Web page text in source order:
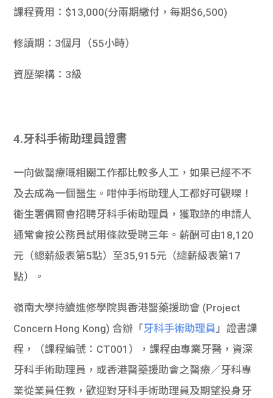
課程費用：$13,000(分兩期繳付，每期$6,500)
修讀期：3個月（55小時）
資歷架構：3級
4.牙科手術助理員證書
一向做醫療嘅相關工作都比較多人工，如果已經不不
及去成為一個醫生。咁仲手術助理人工都好可觀㗎！
衛生署偶爾會招聘牙科手術助理員，獲取錄的申請人
通常會按公務員試用條款受聘三年。薪酬可由18,120
元（總薪級表第5點）至35,915元（總薪級表第17
點）。
嶺南大學持續進修學院與香港醫藥援助會 (Project
Concern Hong Kong) 合辦「牙科手術助理員」證書課
程，（課程編號：CT001），課程由專業牙醫，資深
牙科手術助理員，或香港醫藥援助會之醫療／牙科專
業從業員任教，歡迎對牙科手術助理員及期望投身牙